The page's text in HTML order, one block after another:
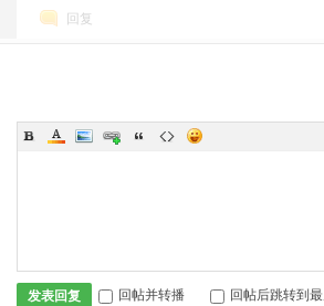
回复
发表回复 回帖并转播 回帖后跳转到